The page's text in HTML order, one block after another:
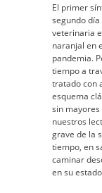
El primer
segundo
veterinaria
naranjal en
pandemia.
tiempo a
tratado con
esquema
sin
nuestros
grave de la
tiempo, en
caminar
en su